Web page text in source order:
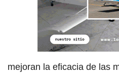
mejoran la eficacia de las